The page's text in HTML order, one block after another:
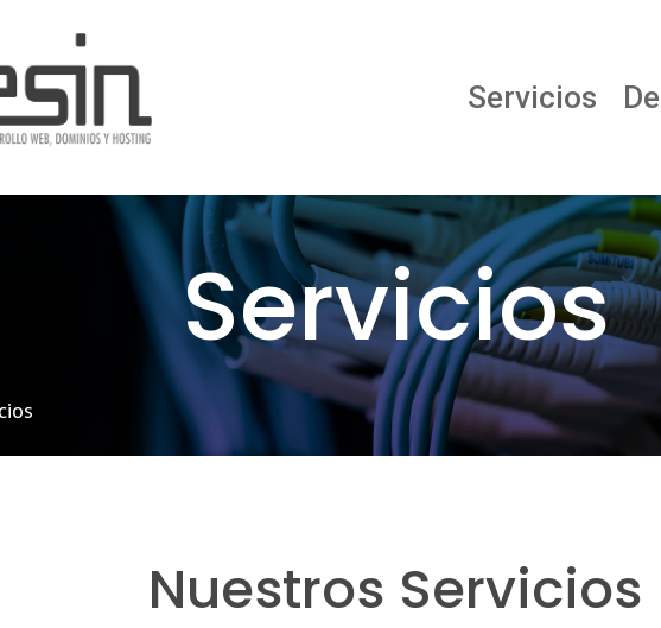
Servicios
Servicios
Nuestros Servicios